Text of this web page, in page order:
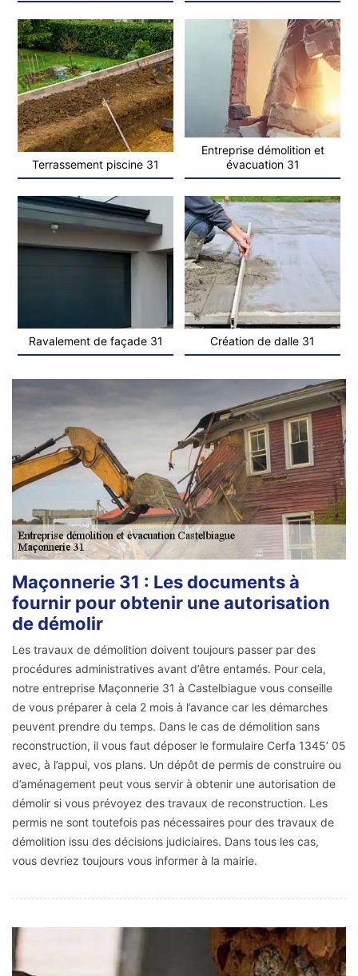
Terrassement piscine 31
Entreprise démolition et
évacuation 31
Ravalement de façade 31 Création de dalle 31
Maçonnerie 31 : Les documents à
fournir pour obtenir une autorisation
de démolir
Les travaux de démolition doivent toujours passer par des
procédures administratives avant d’être entamés. Pour cela,
notre entreprise Maçonnerie 31 à Castelbiague vous conseille
de vous préparer à cela 2 mois à l’avance car les démarches
peuvent prendre du temps. Dans le cas de démolition sans
reconstruction, il vous faut déposer le formulaire Cerfa 1345’ 05
avec, à l’appui, vos plans. Un dépôt de permis de construire ou
d’aménagement peut vous servir à obtenir une autorisation de
démolir si vous prévoyez des travaux de reconstruction. Les
permis ne sont toutefois pas nécessaires pour des travaux de
démolition issu des décisions judiciaires. Dans tous les cas,
vous devriez toujours vous informer à la mairie.